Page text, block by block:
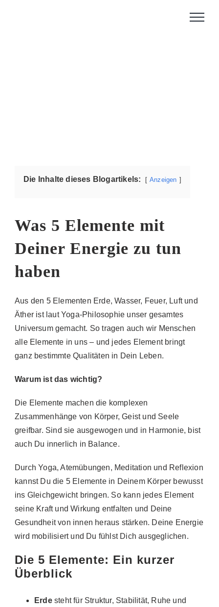
Die Inhalte dieses Blogartikels: Anzeigen
Was 5 Elemente mit
Deiner Energie zu tun
haben
Aus den 5 Elementen Erde, Wasser, Feuer, Luft und
Äther ist laut Yoga-Philosophie unser gesamtes
Universum gemacht. So tragen auch wir Menschen
alle Elemente in uns – und jedes Element bringt
ganz bestimmte Qualitäten in Dein Leben.
Warum ist das wichtig?
Die Elemente machen die komplexen
Zusammenhänge von Körper, Geist und Seele
greifbar. Sind sie ausgewogen und in Harmonie, bist
auch Du innerlich in Balance.
Durch Yoga, Atemübungen, Meditation und Reflexion
kannst Du die 5 Elemente in Deinem Körper bewusst
ins Gleichgewicht bringen. So kann jedes Element
seine Kraft und Wirkung entfalten und Deine
Gesundheit von innen heraus stärken. Deine Energie
wird mobilisiert und Du fühlst Dich ausgeglichen.
Die 5 Elemente: Ein kurzer
Überblick
Erde steht für Struktur, Stabilität, Ruhe und